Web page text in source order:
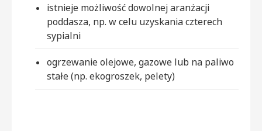
istnieje możliwość dowolnej aranżacji
poddasza, np. w celu uzyskania czterech
sypialni
ogrzewanie olejowe, gazowe lub na paliwo
stałe (np. ekogroszek, pelety)